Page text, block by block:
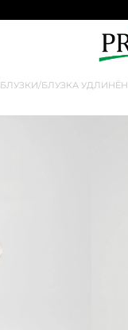
БЛУЗКИ/БЛУЗКА